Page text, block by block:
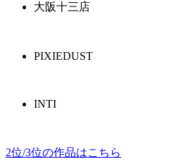
大阪十三店
PIXIEDUST
INTI
2位/3位の作品はこちら